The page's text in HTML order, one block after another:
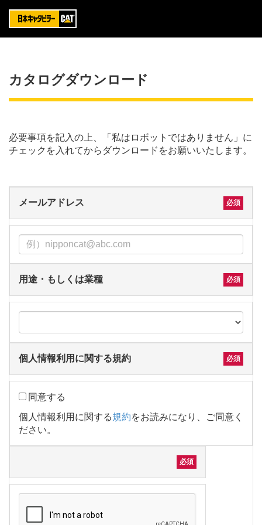
カタログダウンロード
必要事項を記入の上、「私はロボットではありません」に
チェックを入れてからダウンロードをお願いいたします。
メールアドレス
用途・もしくは業種
個人情報利用に関する規約
同意する
個人情報利用に関する規約をお読みになり、ご同意く
ださい。